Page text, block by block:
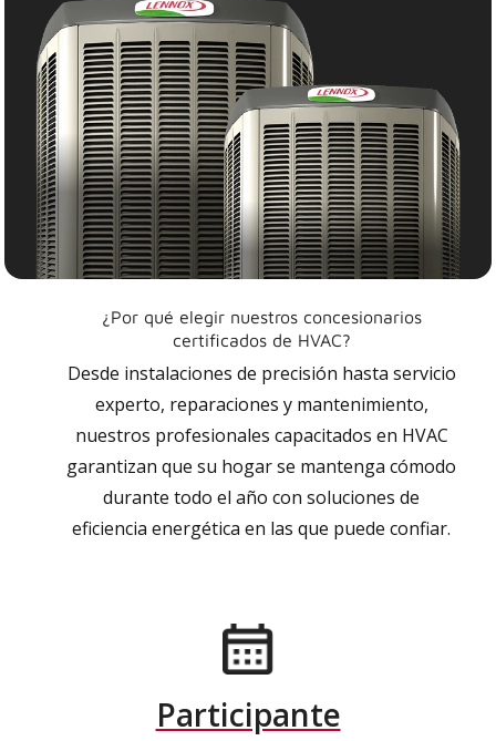
¿Por qué elegir nuestros concesionarios
certificados de HVAC?
Desde instalaciones de precisión hasta servicio
experto, reparaciones y mantenimiento,
nuestros profesionales capacitados en HVAC
garantizan que su hogar se mantenga cómodo
durante todo el año con soluciones de
eficiencia energética en las que puede confiar.
Participante